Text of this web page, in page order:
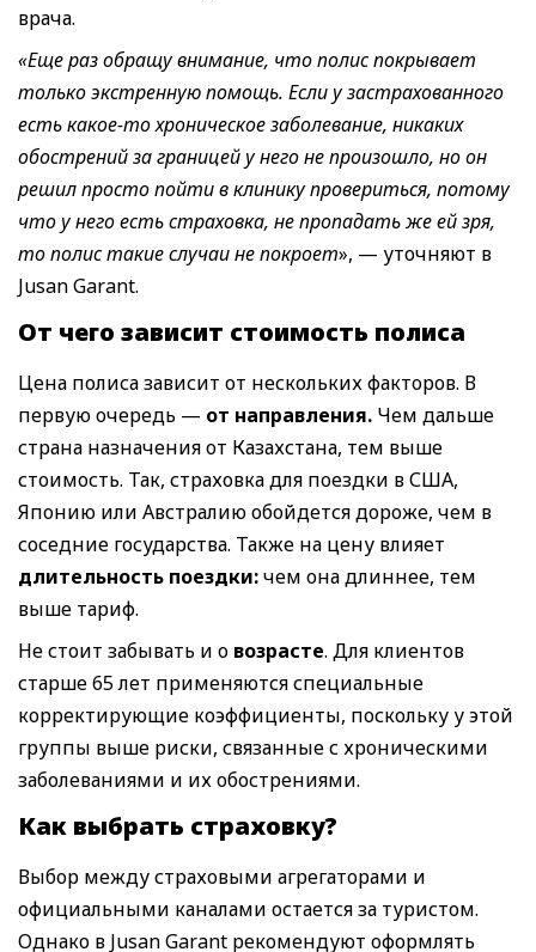
врача.
«Еще раз обращу внимание, что полис покрывает
только экстренную помощь. Если у застрахованного
есть какое-то хроническое заболевание, никаких
обострений за границей у него не произошло, но он
решил просто пойти в клинику провериться, потому
что у него есть страховка, не пропадать же ей зря,
то полис такие случаи не покроет», — уточняют в
Jusan Garant.
От чего зависит стоимость полиса
Цена полиса зависит от нескольких факторов. В
первую очередь — от направления. Чем дальше
страна назначения от Казахстана, тем выше
стоимость. Так, страховка для поездки в США,
Японию или Австралию обойдется дороже, чем в
соседние государства. Также на цену влияет
длительность поездки:чем она длиннее, тем
выше тариф.
Не стоит забывать и о возрасте. Для клиентов
старше 65 лет применяются специальные
корректирующие коэффициенты, поскольку у этой
группы выше риски, связанные с хроническими
заболеваниями и их обострениями.
Как выбрать страховку?
Выбор между страховыми агрегаторами и
официальными каналами остается за туристом.
Однако в Jusan Garant рекомендуют оформлять